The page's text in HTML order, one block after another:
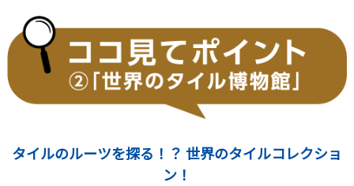
タイルのルーツを探る！？ 世界のタイルコレクショ
ン！